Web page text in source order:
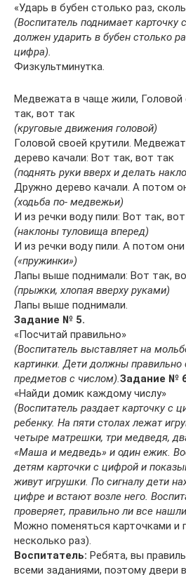
«Ударь в бубен столько раз,
(Воспитатель поднимает карточку
должен ударить в бубен столько
цифра).
Физкультминутка.
Медвежата в чаще жили, Головой
так, вот так
(круговые движения головой)
Головой своей крутили.
дерево качали: Вот так, вот так
(поднять руки вверх и делать
Дружно дерево качали. А потом
(ходьба по- медвежьи)
И из речки воду пили: Вот так,
(наклоны туловища вперед)
И из речки воду пили. А потом они
(«пружинки»)
Лапы выше поднимали: Вот так,
(прыжки, хлопая вверху руками)
Лапы выше поднимали.
Задание № 5.
«Посчитай правильно»
(Воспитатель выставляет на
картинки. Дети должны правильно
предметов с числом).Задание №
«Найди домик каждому числу»
(Воспитатель раздает карточку с
ребенку. На пяти столах лежат
четыре матрешки, три медведя,
«Маша и медведь» и один ежик.
детям карточки с цифрой и
живут игрушки. По сигналу дети
цифре и встают возле него.
проверяет, правильно ли все
Можно поменяться карточками и
несколько раз).
Воспитатель: Ребята, вы
всеми заданиями, поэтому двери